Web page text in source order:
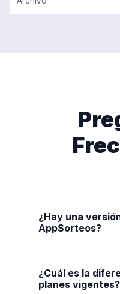
¿Hay una
AppSorteos?
¿Cuál es la
planes vigentes?